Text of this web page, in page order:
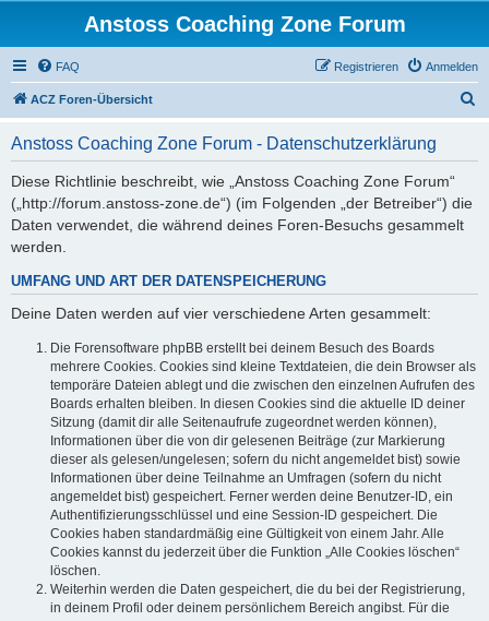
Anstoss Coaching Zone Forum
FAQ Anmelden
Registrieren
ACZ Foren-Übersicht
Anstoss Coaching Zone Forum - Datenschutzerklärung
Diese Richtlinie beschreibt, wie „Anstoss Coaching Zone Forum“
(„http://forum.anstoss-zone.de“) (im Folgenden „der Betreiber“) die
Daten verwendet, die während deines Foren-Besuchs gesammelt
werden.
UMFANG UND ART DER DATENSPEICHERUNG
Deine Daten werden auf vier verschiedene Arten gesammelt:
Die Forensoftware phpBB erstellt bei deinem Besuch des Boards
mehrere Cookies. Cookies sind kleine Textdateien, die dein Browser als
temporäre Dateien ablegt und die zwischen den einzelnen Aufrufen des
Boards erhalten bleiben. In diesen Cookies sind die aktuelle ID deiner
Sitzung (damit dir alle Seitenaufrufe zugeordnet werden können),
Informationen über die von dir gelesenen Beiträge (zur Markierung
dieser als gelesen/ungelesen; sofern du nicht angemeldet bist) sowie
Informationen über deine Teilnahme an Umfragen (sofern du nicht
angemeldet bist) gespeichert. Ferner werden deine Benutzer-ID, ein
Authentifizierungsschlüssel und eine Session-ID gespeichert. Die
Cookies haben standardmäßig eine Gültigkeit von einem Jahr. Alle
Cookies kannst du jederzeit über die Funktion „Alle Cookies löschen“
löschen.
Weiterhin werden die Daten gespeichert, die du bei der Registrierung,
in deinem Profil oder deinem persönlichem Bereich angibst. Für die